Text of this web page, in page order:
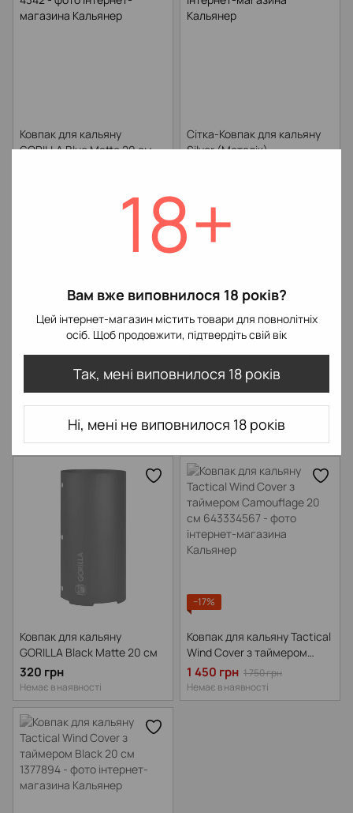
18+
Вам вже виповнилося 18 років?
Цей інтернет-магазин містить товари для повнолітніх
осіб. Щоб продовжити, підтвердіть свій вік
Так, мені виповнилося 18 років
Ні, мені не виповнилося 18 років
Ковпак для кальяну
GORILLA Blue Matte 20 см
Сітка-Ковпак для кальяну
Silver (Металік)
Захисна сітка екран для
Немає в наявності
Ковпак для кальяну Tactical
1 450 грн 1 750 грн
Немає в наявності
Ковпак для кальяну
GORILLA Black Matte 20 см
320 грн
Немає в наявності
−17%
Ковпак для кальяну Tactical
Wind Cover з таймером
Camouflage 20 см
1 450 грн 1 750 грн
Немає в наявності